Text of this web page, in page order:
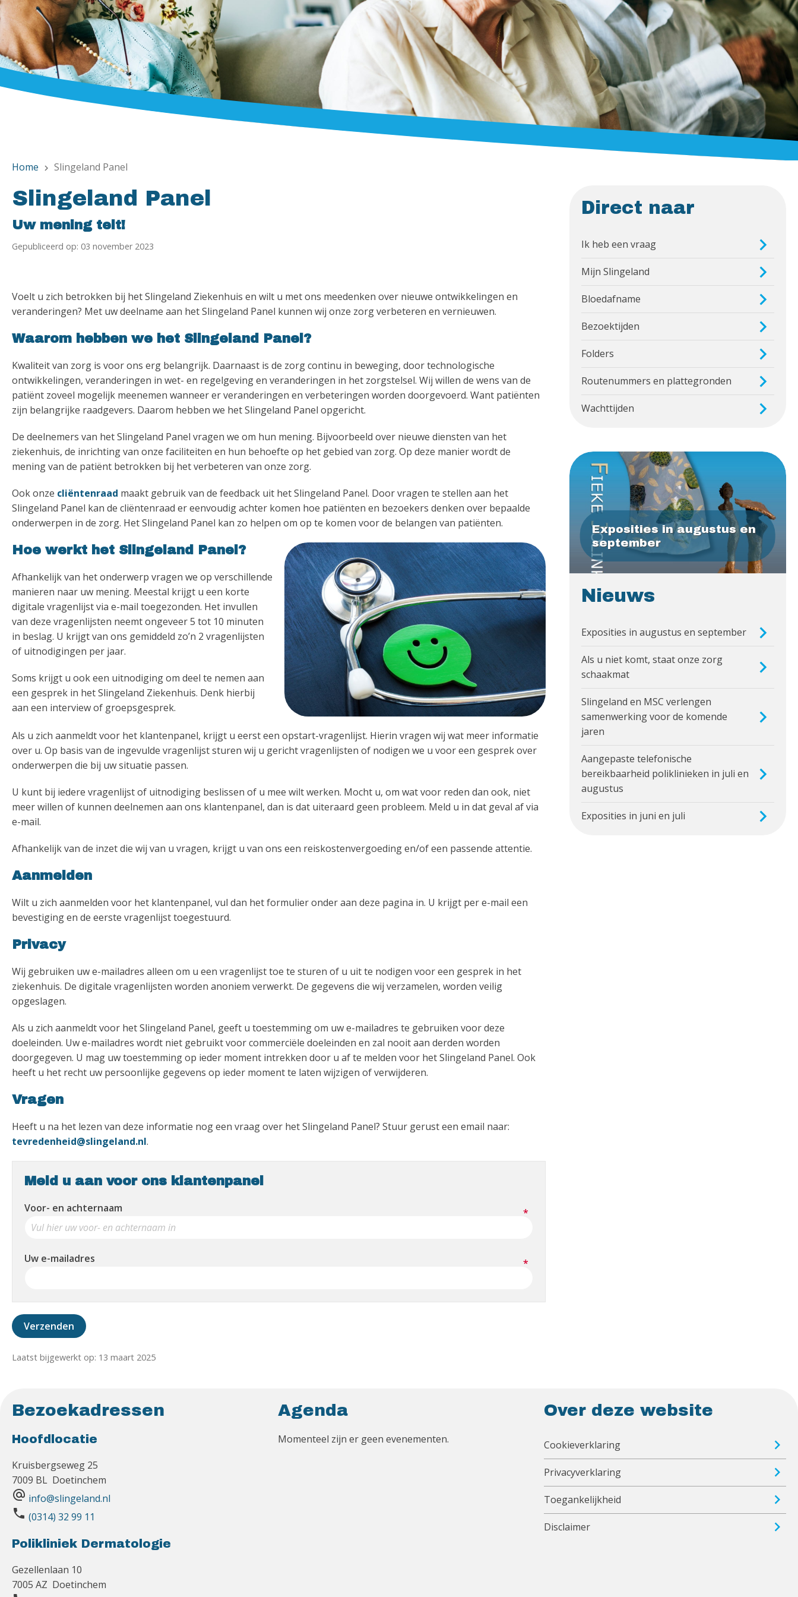
Home chevron_right Slingeland Panel
Slingeland Panel
Uw mening telt!
Gepubliceerd op: 03 november 2023
Voelt u zich betrokken bij het Slingeland Ziekenhuis en wilt u met ons meedenken over nieuwe ontwikkelingen en
veranderingen? Met uw deelname aan het Slingeland Panel kunnen wij onze zorg verbeteren en vernieuwen.
Waarom hebben we het Slingeland Panel?
Kwaliteit van zorg is voor ons erg belangrijk. Daarnaast is de zorg continu in beweging, door technologische
ontwikkelingen, veranderingen in wet- en regelgeving en veranderingen in het zorgstelsel. Wij willen de wens van de
patiënt zoveel mogelijk meenemen wanneer er veranderingen en verbeteringen worden doorgevoerd. Want patiënten
zijn belangrijke raadgevers. Daarom hebben we het Slingeland Panel opgericht.
De deelnemers van het Slingeland Panel vragen we om hun mening. Bijvoorbeeld over nieuwe diensten van het
ziekenhuis, de inrichting van onze faciliteiten en hun behoefte op het gebied van zorg. Op deze manier wordt de
mening van de patiënt betrokken bij het verbeteren van onze zorg.
Ook onze cliëntenraad maakt gebruik van de feedback uit het Slingeland Panel. Door vragen te stellen aan het
Slingeland Panel kan de cliëntenraad er eenvoudig achter komen hoe patiënten en bezoekers denken over bepaalde
onderwerpen in de zorg. Het Slingeland Panel kan zo helpen om op te komen voor de belangen van patiënten.
Hoe werkt het Slingeland Panel?
Afhankelijk van het onderwerp vragen we op verschillende
manieren naar uw mening. Meestal krijgt u een korte
digitale vragenlijst via e-mail toegezonden. Het invullen
van deze vragenlijsten neemt ongeveer 5 tot 10 minuten
in beslag. U krijgt van ons gemiddeld zo’n 2 vragenlijsten
of uitnodigingen per jaar.
Soms krijgt u ook een uitnodiging om deel te nemen aan
een gesprek in het Slingeland Ziekenhuis. Denk hierbij
aan een interview of groepsgesprek.
Als u zich aanmeldt voor het klantenpanel, krijgt u eerst een opstart-vragenlijst. Hierin vragen wij wat meer informatie
over u. Op basis van de ingevulde vragenlijst sturen wij u gericht vragenlijsten of nodigen we u voor een gesprek over
onderwerpen die bij uw situatie passen.
U kunt bij iedere vragenlijst of uitnodiging beslissen of u mee wilt werken. Mocht u, om wat voor reden dan ook, niet
meer willen of kunnen deelnemen aan ons klantenpanel, dan is dat uiteraard geen probleem. Meld u in dat geval af via
e-mail.
Afhankelijk van de inzet die wij van u vragen, krijgt u van ons een reiskostenvergoeding en/of een passende attentie.
Aanmelden
Wilt u zich aanmelden voor het klantenpanel, vul dan het formulier onder aan deze pagina in. U krijgt per e-mail een
bevestiging en de eerste vragenlijst toegestuurd.
Privacy
Wij gebruiken uw e-mailadres alleen om u een vragenlijst toe te sturen of u uit te nodigen voor een gesprek in het
ziekenhuis. De digitale vragenlijsten worden anoniem verwerkt. De gegevens die wij verzamelen, worden veilig
opgeslagen.
Als u zich aanmeldt voor het Slingeland Panel, geeft u toestemming om uw e-mailadres te gebruiken voor deze
doeleinden. Uw e-mailadres wordt niet gebruikt voor commerciële doeleinden en zal nooit aan derden worden
doorgegeven. U mag uw toestemming op ieder moment intrekken door u af te melden voor het Slingeland Panel. Ook
heeft u het recht uw persoonlijke gegevens op ieder moment te laten wijzigen of verwijderen.
Vragen
Heeft u na het lezen van deze informatie nog een vraag over het Slingeland Panel? Stuur gerust een email naar:
tevredenheid@slingeland.nl.
Meld u aan voor ons klantenpanel
Voor- en achternaam
Uw e-mailadres
Laatst bijgewerkt op: 13 maart 2025
Direct naar
Ik heb een vraag
Mijn Slingeland
Bloedafname
Bezoektijden
Folders
Routenummers en plattegronden
Wachttijden
Exposities in augustus en
september
Nieuws
Exposities in augustus en september
Als u niet komt, staat onze zorg
schaakmat
Slingeland en MSC verlengen
samenwerking voor de komende
jaren
Aangepaste telefonische
bereikbaarheid poliklinieken in juli en
augustus
Exposities in juni en juli
Bezoekadressen
Hoofdlocatie
Kruisbergseweg 25
7009 BL Doetinchem
alternate_email info@slingeland.nl
phone (0314) 32 99 11
Polikliniek Dermatologie
Gezellenlaan 10
7005 AZ Doetinchem
Agenda
Momenteel zijn er geen evenementen.
Over deze website
Cookieverklaring
Privacyverklaring
Toegankelijkheid
Disclaimer